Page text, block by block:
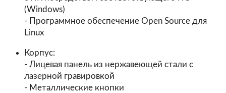
(Windows)
- Программное обеспечение Open Source для
Linux
Корпус:
- Лицевая панель из нержавеющей стали с
лазерной гравировкой
- Металлические кнопки